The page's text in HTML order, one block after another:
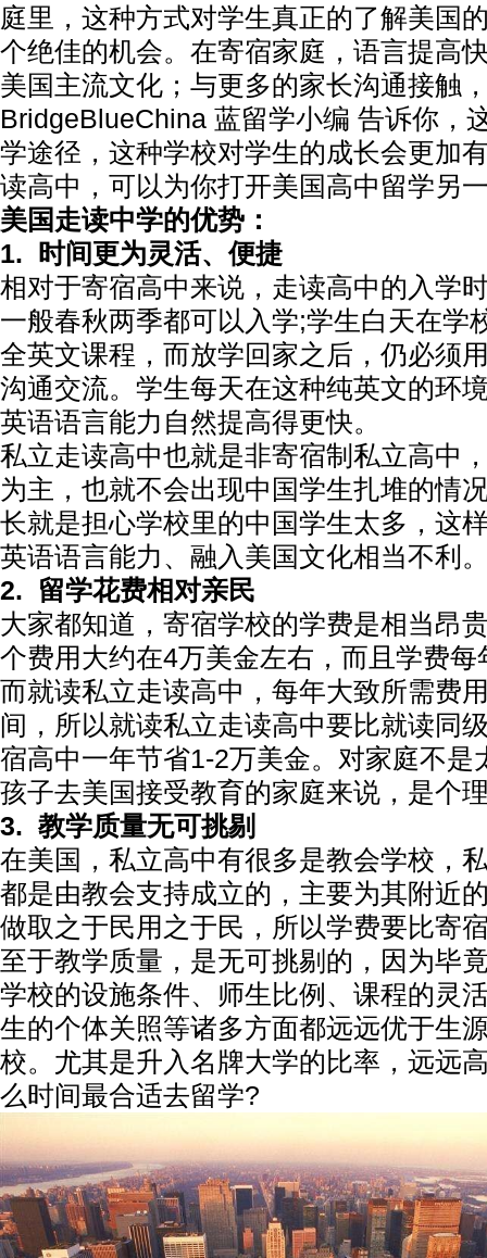
庭里，这种方式对学生真正的了解美国
个绝佳的机会。在寄宿家庭，语言提高
美国主流文化；与更多的家长沟通接触
BridgeBlueChina 蓝留学小编 告诉你，
学途径，这种学校对学生的成长会更加
读高中，可以为你打开美国高中留学另
美国走读中学的优势：
1.
时间更为灵活、便捷
相对于寄宿高中来说，走读高中的入学
一般春秋两季都可以入学;学生白天在学
全英文课程，而放学回家之后，仍必须
沟通交流。学生每天在这种纯英文的环
英语语言能力自然提高得更快。
私立走读高中也就是非寄宿制私立高中
为主，也就不会出现中国学生扎堆的情
长就是担心学校里的中国学生太多，这
英语语言能力、融入美国文化相当不利
2. 留学花费相对亲民
大家都知道，寄宿学校的学费是相当昂
个费用大约在4万美金左右，而且学费每
而就读私立走读高中，每年大致所需费
间，所以就读私立走读高中要比就读同
宿高中一年节省1-2万美金。对家庭不是
孩子去美国接受教育的家庭来说，是个
3. 教学质量无可挑剔
在美国，私立高中有很多是教会学校，
都是由教会支持成立的，主要为其附近
做取之于民用之于民，所以学费要比寄
至于教学质量，是无可挑剔的，因为毕
学校的设施条件、师生比例、课程的灵
生的个体关照等诸多方面都远远优于生
校。尤其是升入名牌大学的比率，远远
么时间最合适去留学?